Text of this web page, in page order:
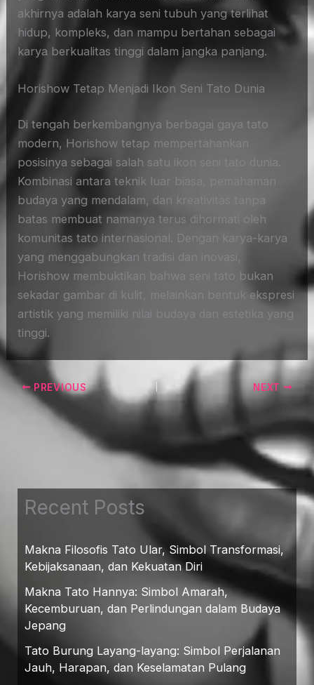
akhirnya adalah karya seni tubuh yang terlihat
hidup, kompleks, dan mampu bertahan sebagai
karya berkualitas tinggi dalam jangka panjang.
Horishow Tetap Menjadi Ikon Seni Tato Dunia
Di tengah berkembangnya berbagai gaya tato
modern, Horishow tetap mempertahankan
posisinya sebagai salah satu ikon seni tato dunia.
Kombinasi antara teknik luar biasa, pemahaman
budaya yang mendalam, dan kreativitas tanpa
batas membuat namanya terus dihormati oleh
komunitas tato internasional. Dengan karya-karya
yang menggabungkan tradisi dan inovasi,
Horishow membuktikan bahwa seni tato bukan
sekadar gambar di kulit, melainkan bentuk ekspresi
artistik yang memiliki nilai budaya dan estetika yang
tinggi.
PREVIOUS NEXT
Recent Posts
Makna Filosofis Tato Ular, Simbol Transformasi,
Kebijaksanaan, dan Kekuatan Diri
Makna Tato Hannya: Simbol Amarah,
Kecemburuan, dan Perlindungan dalam Budaya
Jepang
Tato Burung Layang-layang: Simbol Perjalanan
Jauh, Harapan, dan Keselamatan Pulang